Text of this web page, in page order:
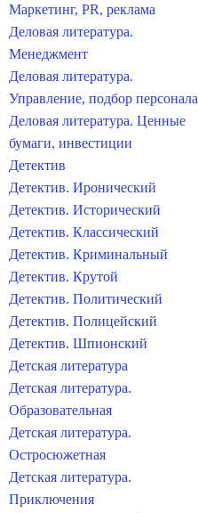
Маркетинг, PR, реклама
Деловая литература.
Менеджмент
Деловая литература.
Управление, подбор персонала
Деловая литература. Ценные
бумаги, инвестиции
Детектив
Детектив. Иронический
Детектив. Исторический
Детектив. Классический
Детектив. Криминальный
Детектив. Крутой
Детектив. Политический
Детектив. Полицейский
Детектив. Шпионский
Детская литература
Детская литература.
Образовательная
Детская литература.
Остросюжетная
Детская литература.
Приключения